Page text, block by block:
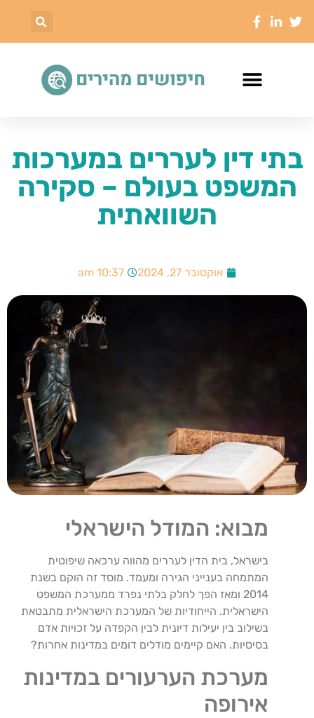
בתי דין לעררים במערכות
המשפט בעולם – סקירה
השוואתית
אוקטובר 27, 2024 10:37 am
מבוא: המודל הישראלי
בישראל, בית הדין לעררים מהווה ערכאה שיפוטית
המתמחה בענייני הגירה ומעמד. מוסד זה הוקם בשנת
2014 ומאז הפך לחלק בלתי נפרד ממערכת המשפט
הישראלית. הייחודיות של המערכת הישראלית מתבטאת
בשילוב בין יעילות דיונית לבין הקפדה על זכויות אדם
בסיסיות. האם קיימים מודלים דומים במדינות אחרות?
מערכת הערעורים במדינות
אירופה